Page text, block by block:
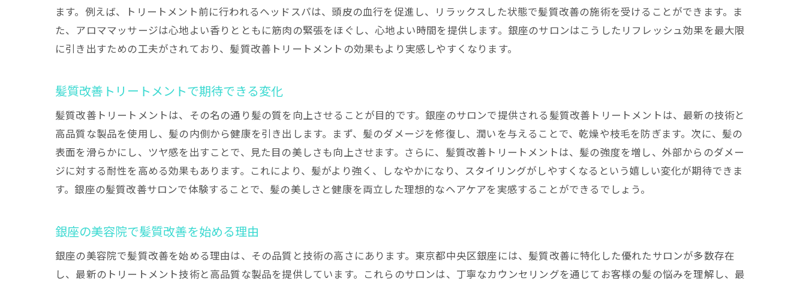
美容院でのアドバイスを活用する方法
銀座の髪質改善トリートメントで得られる美髪の秘密
銀座のサロンで使用される特別なトリートメント
銀座のプロフェッショナルの技術
髪質改善トリートメントの隠れた効果
髪質改善で得られる美髪の秘訣
初めての髪質改善トリートメント体験記銀座編
初めての髪質改善トリートメントの流れ
初めてのトリートメントで感じた効果
銀座での髪質改善トリートメントの感想
ます。例えば、トリートメント前に行われるヘッドスパは、頭皮の血行を促進し、リラックスした状態で髪質改善の施術を受けることができます。ま
た、アロママッサージは心地よい香りとともに筋肉の緊張をほぐし、心地よい時間を提供します。銀座のサロンはこうしたリフレッシュ効果を最大限
に引き出すための工夫がされており、髪質改善トリートメントの効果もより実感しやすくなります。
髪質改善トリートメントで期待できる変化
髪質改善トリートメントは、その名の通り髪の質を向上させることが目的です。銀座のサロンで提供される髪質改善トリートメントは、最新の技術と
高品質な製品を使用し、髪の内側から健康を引き出します。まず、髪のダメージを修復し、潤いを与えることで、乾燥や枝毛を防ぎます。次に、髪の
表面を滑らかにし、ツヤ感を出すことで、見た目の美しさも向上させます。さらに、髪質改善トリートメントは、髪の強度を増し、外部からのダメー
ジに対する耐性を高める効果もあります。これにより、髪がより強く、しなやかになり、スタイリングがしやすくなるという嬉しい変化が期待できま
す。銀座の髪質改善サロンで体験することで、髪の美しさと健康を両立した理想的なヘアケアを実感することができるでしょう。
銀座の美容院で髪質改善を始める理由
銀座の美容院で髪質改善を始める理由は、その品質と技術の高さにあります。東京都中央区銀座には、髪質改善に特化した優れたサロンが多数存在
し、最新のトリートメント技術と高品質な製品を提供しています。これらのサロンは、丁寧なカウンセリングを通じてお客様の髪の悩みを理解し、最